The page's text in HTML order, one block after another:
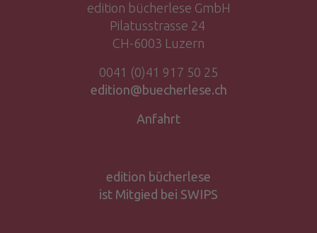
edition bücherlese GmbH
Pilatusstrasse 24
CH-6003 Luzern
0041 (0)41 917 50 25
edition@buecherlese.ch
Anfahrt
edition bücherlese
ist Mitgied bei SWIPS